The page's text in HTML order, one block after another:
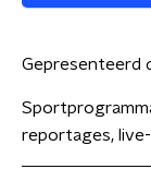
Gepresenteerd
reportages,